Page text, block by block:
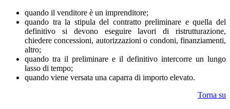
quando il venditore è un imprenditore;
quando tra la stipula del contratto preliminare e quella del
definitivo si devono eseguire lavori di ristrutturazione,
chiedere concessioni, autorizzazioni o condoni, finanziamenti,
altro;
quando tra il preliminare e il definitivo intercorre un lungo
lasso di tempo;
quando viene versata una caparra di importo elevato.
Torna su